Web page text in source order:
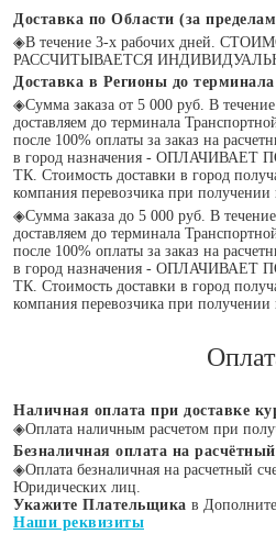
Доставка по Области (за
◈В течение 3-х рабочих дней.
РАССЧИТЫВАЕТСЯ
Доставка в Регионы до
◈Сумма заказа от 5 000 руб. В
доставляем до терминала
после 100% оплаты за заказ на
в город назначения - ОПЛАЧИВАЕТ
ТК. Стоимость доставки в город
компания перевозчика при получении
◈Сумма заказа до 5 000 руб. В
доставляем до терминала
после 100% оплаты за заказ на
в город назначения - ОПЛАЧИВАЕТ
ТК. Стоимость доставки в город
компания перевозчика при получении
Наличная оплата при доставке
◈Оплата наличным расчетом при
Безналичная оплата на расчётный
◈Оплата безналичная на расчетный
Юридических лиц.
Укажите Плательщика в
Наши реквизиты